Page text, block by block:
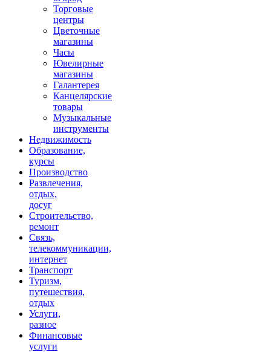
Торговые
центры
Цветочные
магазины
Часы
Ювелирные
магазины
Галантерея
Канцелярские
товары
Музыкальные
инструменты
Недвижимость
Образование,
курсы
Производство
Развлечения,
отдых,
досуг
Строительство,
ремонт
Связь,
телекоммуникации,
интернет
Транспорт
Туризм,
путешествия,
отдых
Услуги,
разное
Финансовые
услуги